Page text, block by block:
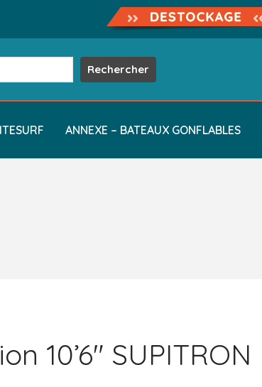
ANNEXE – BATEAUX GONFLABLES
10’6″ SUPITRON